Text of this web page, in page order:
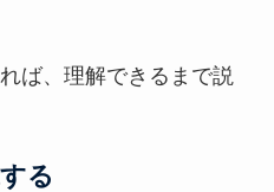
ば、理解できるまで説
る